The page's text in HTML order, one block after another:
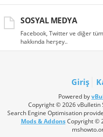
SOSYAL MEDYA
Facebook, Twitter ve diğer
hakkında herşey..
Giriş
Powered by
Copyright © 2026 vBulletin
Search Engine Optimisation
Mods & AddonsCopyright ©